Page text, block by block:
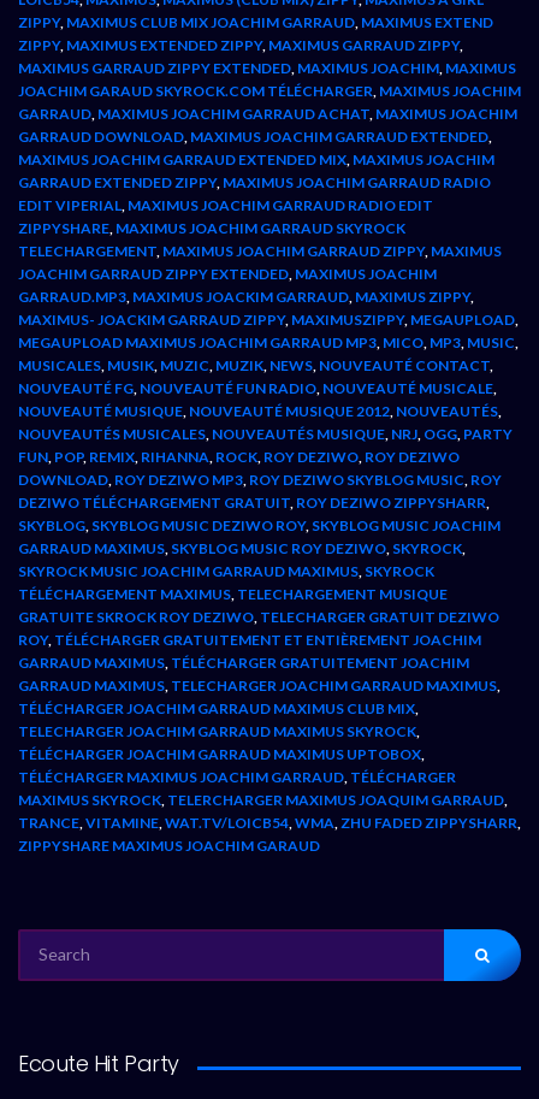
ZIPPY, MAXIMUS CLUB MIX JOACHIM GARRAUD MAXIMUS EXTEND
ZIPPY, MAXIMUS EXTENDED ZIPPY, MAXIMUS GARRAUD ZIPPY,
MAXIMUS GARRAUD ZIPPY EXTENDED MAXIMUS JOACHIM MAXIMUS
JOACHIM GARAUD SKYROCK.COM TÉLÉCHARGER MAXIMUS JOACHIM
GARRAUD MAXIMUS JOACHIM GARRAUD ACHAT MAXIMUS JOACHIM
GARRAUD DOWNLOAD MAXIMUS JOACHIM GARRAUD EXTENDED
MAXIMUS JOACHIM GARRAUD EXTENDED MIX MAXIMUS JOACHIM
GARRAUD EXTENDED ZIPPY, MAXIMUS JOACHIM GARRAUD RADIO
EDIT VIPERIAL MAXIMUS JOACHIM GARRAUD RADIO EDIT
ZIPPYSHARE MAXIMUS JOACHIM GARRAUD SKYROCK
TELECHARGEMENT MAXIMUS JOACHIM GARRAUD ZIPPY, MAXIMUS
JOACHIM GARRAUD ZIPPY EXTENDED MAXIMUS JOACHIM
GARRAUD.MP3 MAXIMUS JOACKIM GARRAUD MAXIMUS ZIPPY,
MAXIMUS- JOACKIM GARRAUD ZIPPY, MAXIMUSZIPPY, MEGAUPLOAD
MEGAUPLOAD MAXIMUS JOACHIM GARRAUD MP3 MICO MP3 MUSIC
MUSICALES MUSIK MUZIC MUZIK NEWS NOUVEAUTÉ CONTACT
NOUVEAUTÉ FG NOUVEAUTÉ FUN RADIO NOUVEAUTÉ MUSICALE
NOUVEAUTÉ MUSIQUE NOUVEAUTÉ MUSIQUE 2012 NOUVEAUTÉS
NOUVEAUTÉS MUSICALES NOUVEAUTÉS MUSIQUE NRJ OGG PARTY
FUN POP, REMIX RIHANNA ROCK ROY DEZIWO ROY DEZIWO
DOWNLOAD ROY DEZIWO MP3 ROY DEZIWO SKYBLOG MUSIC ROY
DEZIWO TÉLÉCHARGEMENT GRATUIT ROY DEZIWO ZIPPYSHARR
SKYBLOG SKYBLOG MUSIC DEZIWO ROY, SKYBLOG MUSIC JOACHIM
GARRAUD MAXIMUS SKYBLOG MUSIC ROY DEZIWO SKYROCK
SKYROCK MUSIC JOACHIM GARRAUD MAXIMUS SKYROCK
TÉLÉCHARGEMENT MAXIMUS TELECHARGEMENT MUSIQUE
GRATUITE SKROCK ROY DEZIWO TELECHARGER GRATUIT DEZIWO
ROY, TÉLÉCHARGER GRATUITEMENT ET ENTIÈREMENT JOACHIM
GARRAUD MAXIMUS TÉLÉCHARGER GRATUITEMENT JOACHIM
GARRAUD MAXIMUS TELECHARGER JOACHIM GARRAUD MAXIMUS
TÉLÉCHARGER JOACHIM GARRAUD MAXIMUS CLUB MIX
TELECHARGER JOACHIM GARRAUD MAXIMUS SKYROCK
TÉLÉCHARGER JOACHIM GARRAUD MAXIMUS UPTOBOX
TÉLÉCHARGER MAXIMUS JOACHIM GARRAUD TÉLÉCHARGER
MAXIMUS SKYROCK TELERCHARGER MAXIMUS JOAQUIM GARRAUD
TRANCE VITAMINE WAT.TV/LOICB54 WMA ZHU FADED ZIPPYSHARR
ZIPPYSHARE MAXIMUS JOACHIM GARAUD
FOR:
Ecoute Hit Party